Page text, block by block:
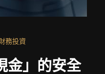
務投資
金」的安全